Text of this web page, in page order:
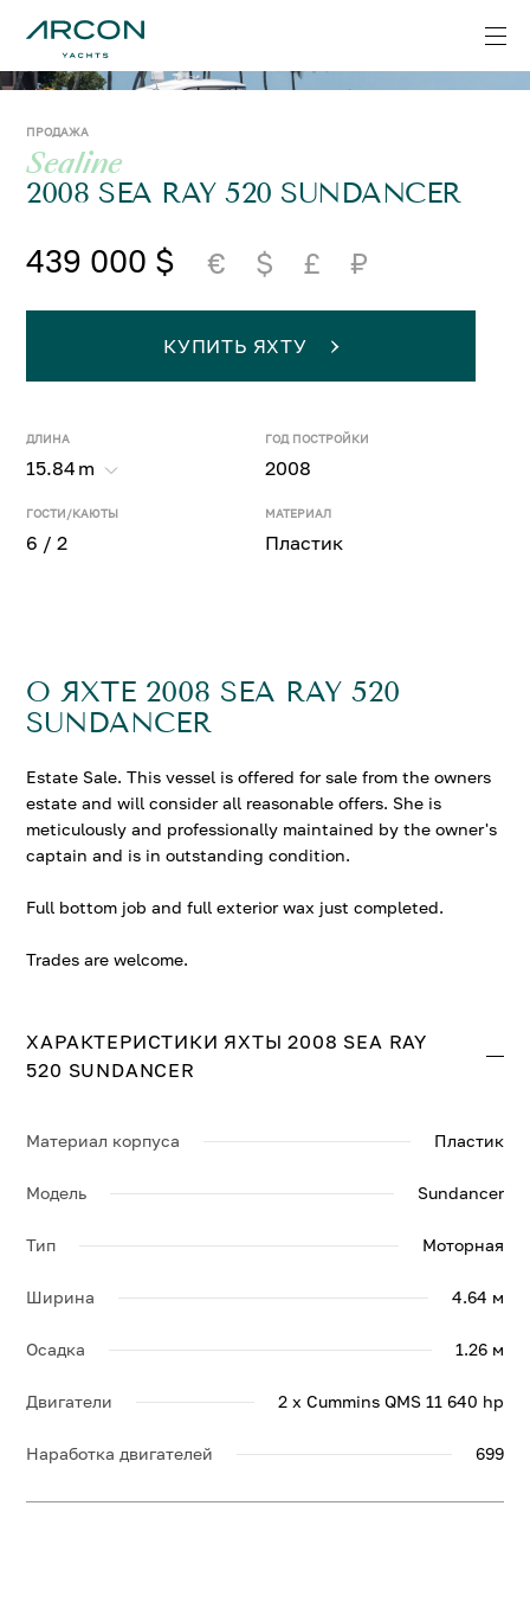
ПРОДАЖА
Sealine
2008 SEA RAY 520 SUNDANCER
439 000 $ € $ £ ₽
ДЛИНА
15.84 m
ГОД ПОСТРОЙКИ
2008
ГОСТИ/КАЮТЫ
6 / 2
МАТЕРИАЛ
Пластик
КУПИТЬ ЯХТУ
О ЯХТЕ 2008 SEA RAY 520
SUNDANCER
Estate Sale. This vessel is offered for sale from the owners
estate and will consider all reasonable offers. She is
meticulously and professionally maintained by the owner's
captain and is in outstanding condition.
Full bottom job and full exterior wax just completed.
Trades are welcome.
ХАРАКТЕРИСТИКИ ЯХТЫ 2008 SEA RAY
520 SUNDANCER
Материал корпуса Пластик
Модель Sundancer
Тип Моторная
Ширина 4.64 м
Осадка 1.26 м
Двигатели 2 x Cummins QMS 11 640 hp
Наработка двигателей 699